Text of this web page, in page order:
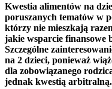
Kwestia alimentów na
poruszanych tematów w
którzy nie mieszkają
jakie wsparcie finansowe
Szczególne
na 2 dzieci, ponieważ
dla zobowiązanego
jednak kwestią